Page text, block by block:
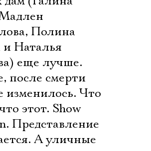
Полина
и Наталья
еще лучше.
после смерти
изменилось. Что
этот. Show
Представление
А уличные